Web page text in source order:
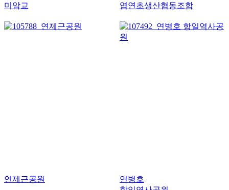
미암교 엽연초생산협동조합
연제근공원
연병호